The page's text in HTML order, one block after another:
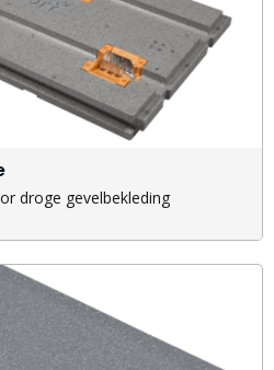
droge gevelbekleding